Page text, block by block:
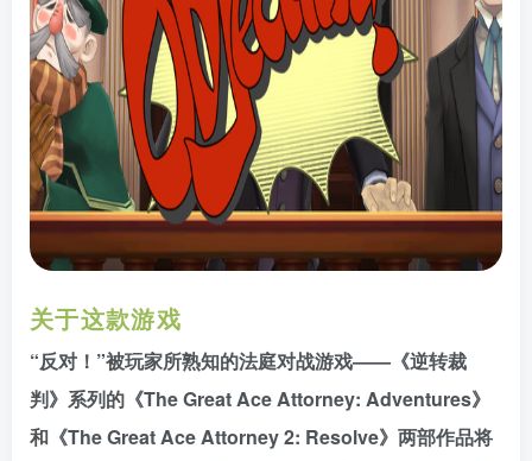
关于这款游戏
“反对！”被玩家所熟知的法庭对战游戏——《逆转裁
判》系列的《The Great Ace Attorney: Adventures》
和《The Great Ace Attorney 2: Resolve》两部作品将